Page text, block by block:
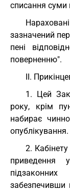
списання суми
зазначений
пені
поверненню".
II.
1. Цей
року, крім
набирає
опублікування.
2.
приведення
забезпечивши